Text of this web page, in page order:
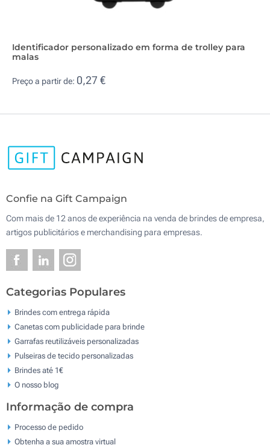
Identificador personalizado em forma de trolley para
malas
Preço a partir de: 0,27 €
Confie na Gift Campaign
Com mais de 12 anos de experiência na venda de brindes de empresa,
artigos publicitários e merchandising para empresas.
Categorias Populares
Brindes com entrega rápida
Canetas com publicidade para brinde
Garrafas reutilizáveis personalizadas
Pulseiras de tecido personalizadas
Brindes até 1€
O nosso blog
Informação de compra
Processo de pedido
Obtenha a sua amostra virtual